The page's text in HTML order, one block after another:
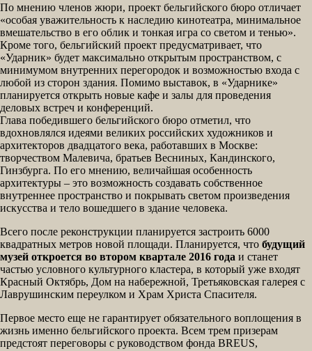
По мнению членов жюри, проект бельгийского бюро отличает
«особая уважительность к наследию кинотеатра, минимальное
вмешательство в его облик и тонкая игра со светом и тенью».
Кроме того, бельгийский проект предусматривает, что
«Ударник» будет максимально открытым пространством, с
минимумом внутренних перегородок и возможностью входа с
любой из сторон здания. Помимо выставок, в «Ударнике»
планируется открыть новые кафе и залы для проведения
деловых встреч и конференций.
Глава победившего бельгийского бюро отметил, что
вдохновлялся идеями великих российских художников и
архитекторов двадцатого века, работавших в Москве:
творчеством Малевича, братьев Весниных, Кандинского,
Гинзбурга. По его мнению, величайшая особенность
архитектуры – это возможность создавать собственное
внутреннее пространство и покрывать светом произведения
искусства и тело вошедшего в здание человека.
Всего после реконструкции планируется застроить 6000
квадратных метров новой площади. Планируется, что будущий
музей откроется во втором квартале 2016 года и станет
частью условного культурного кластера, в который уже входят
Красный Октябрь, Дом на набережной, Третьяковская галерея с
Лаврушинским переулком и Храм Христа Спасителя.
Первое место еще не гарантирует обязательного воплощения в
жизнь именно бельгийского проекта. Всем трем призерам
предстоят переговоры с руководством фонда BREUS,